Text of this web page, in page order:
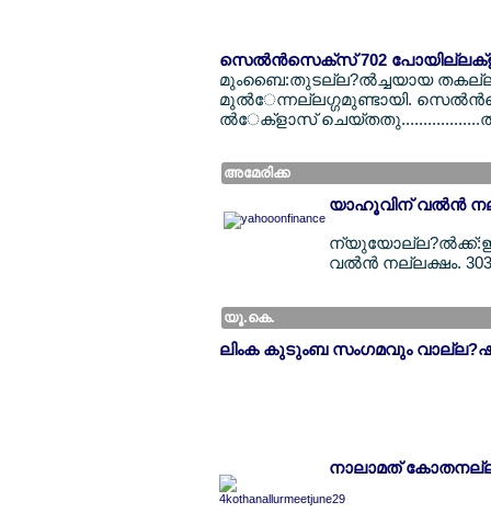
സെല്‍ന്‍സെക്സ് 702 പോയില്ലക്ള്
മുംബൈ:തുടല്ല?ല്‍ച്ചയായ
മുല്‍േന്നല്ലഗ്ഗമുണ്ടായി.
ല്‍േക്ളാസ്
അമേരിക്ക
യാഹൂവിന് വല്‍ന്‍
വല്‍ന്‍ നല്ലക്ഷം.
യൂ.കെ.
ലിംക കുടുംബ സംഗമവും
നാലാമത്